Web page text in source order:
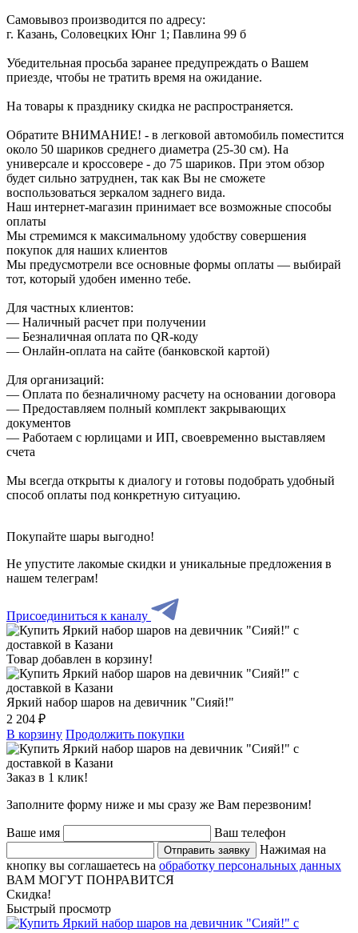
Самовывоз производится по адресу:
г. Казань, Соловецких Юнг 1; Павлина 99 б
Убедительная просьба заранее предупреждать о Вашем
приезде, чтобы не тратить время на ожидание.
На товары к празднику скидка не распространяется.
Обратите ВНИМАНИЕ! - в легковой автомобиль поместится
около 50 шариков среднего диаметра (25-30 см). На
универсале и кроссовере - до 75 шариков. При этом обзор
будет сильно затруднен, так как Вы не сможете
воспользоваться зеркалом заднего вида.
Наш интернет-магазин принимает все возможные способы
оплаты
Мы стремимся к максимальному удобству совершения
покупок для наших клиентов
Мы предусмотрели все основные формы оплаты — выбирай
тот, который удобен именно тебе.
Для частных клиентов:
— Наличный расчет при получении
— Безналичная оплата по QR-коду
— Онлайн-оплата на сайте (банковской картой)
Для организаций:
— Оплата по безналичному расчету на основании договора
— Предоставляем полный комплект закрывающих
документов
— Работаем с юрлицами и ИП, своевременно выставляем
счета
Мы всегда открыты к диалогу и готовы подобрать удобный
способ оплаты под конкретную ситуацию.
Покупайте шары выгодно!
Не упустите лакомые скидки и уникальные предложения в
нашем телеграм!
Присоединиться к каналу
Товар добавлен в корзину!
Яркий набор шаров на девичник "Сияй!"
2 204 ₽
В корзину Продолжить покупки
Заказ в 1 клик!
Заполните форму ниже и мы сразу же Вам перезвоним!
Ваше имя Ваш телефон
Отправить заявку
Нажимая на
кнопку вы соглашаетесь на обработку персональных данных
ВАМ МОГУТ ПОНРАВИТСЯ
Скидка!
Быстрый просмотр